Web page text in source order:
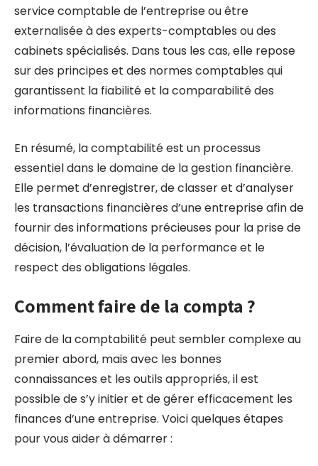
service comptable de l’entreprise ou être
externalisée à des experts-comptables ou des
cabinets spécialisés. Dans tous les cas, elle repose
sur des principes et des normes comptables qui
garantissent la fiabilité et la comparabilité des
informations financières.
En résumé, la comptabilité est un processus
essentiel dans le domaine de la gestion financière.
Elle permet d’enregistrer, de classer et d’analyser
les transactions financières d’une entreprise afin de
fournir des informations précieuses pour la prise de
décision, l’évaluation de la performance et le
respect des obligations légales.
Comment faire de la compta ?
Faire de la comptabilité peut sembler complexe au
premier abord, mais avec les bonnes
connaissances et les outils appropriés, il est
possible de s’y initier et de gérer efficacement les
finances d’une entreprise. Voici quelques étapes
pour vous aider à démarrer :